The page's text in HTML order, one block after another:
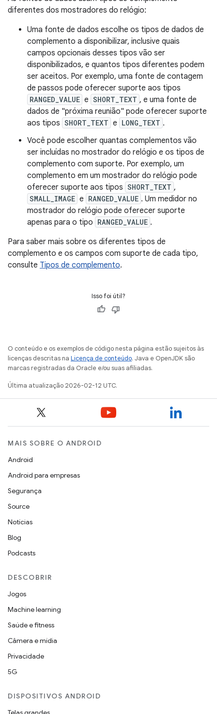
diferentes dos mostradores do relógio:
Uma fonte de dados escolhe os tipos de dados de
complemento a disponibilizar, inclusive quais
campos opcionais desses tipos vão ser
disponibilizados, e quantos tipos diferentes podem
ser aceitos. Por exemplo, uma fonte de contagem
de passos pode oferecer suporte aos tipos
RANGED_VALUE e SHORT_TEXT , e uma fonte de
dados de "próxima reunião" pode oferecer suporte
aos tipos SHORT_TEXT e LONG_TEXT .
Você pode escolher quantas complementos vão
ser incluídas no mostrador do relógio e os tipos de
complemento com suporte. Por exemplo, um
complemento em um mostrador do relógio pode
oferecer suporte aos tipos SHORT_TEXT ,
SMALL_IMAGE e RANGED_VALUE . Um medidor no
mostrador do relógio pode oferecer suporte
apenas para o tipo RANGED_VALUE .
Para saber mais sobre os diferentes tipos de
complemento e os campos com suporte de cada tipo,
consulte Tipos de complemento.
Isso foi útil?
O conteúdo e os exemplos de código nesta página estão sujeitos às
licenças descritas na Licença de conteúdo. Java e OpenJDK são
marcas registradas da Oracle e/ou suas afiliadas.
Última atualização 2026-02-12 UTC.
MAIS SOBRE O ANDROID
Android
Android para empresas
Segurança
Source
Notícias
Blog
Podcasts
DESCOBRIR
Jogos
Machine learning
Saúde e fitness
Câmera e mídia
Privacidade
5G
DISPOSITIVOS ANDROID